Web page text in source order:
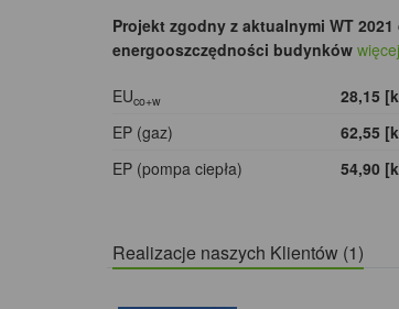
Projekt zgodny z aktualnymi WT 2021
energooszczędności budynków
EUco+w
28,15
EP (gaz)
62,55
EP (pompa ciepła)
54,90
Realizacje naszych Klientów (1)